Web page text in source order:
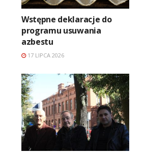
Wstępne deklaracje do
programu usuwania
azbestu
17 LIPCA 2026